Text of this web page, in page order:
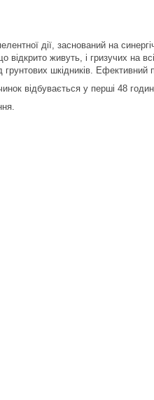
дії, заснований на
живуть, і гризучих на
шкідників.
відбувається у перші 48